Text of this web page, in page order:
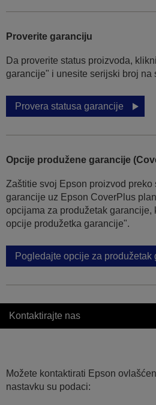
Proverite garanciju
Da proverite status proizvoda,
garancije" i unesite serijski broj na
Provera statusa garancije
Opcije produžene garancije
Zaštitie svoj Epson proizvod preko
garancije uz Epson CoverPlus
opcijama za produžetak garancije,
opcije produžetka garancije".
Pogledajte opcije za produžetak
Kontaktirajte nas
Možete kontaktirati Epson
nastavku su podaci: